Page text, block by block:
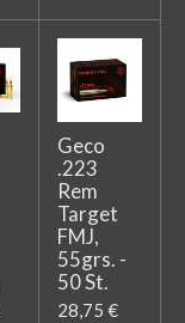
Geco
.223
Rem
Target
FMJ,
55grs. -
50 St.
28,75 €